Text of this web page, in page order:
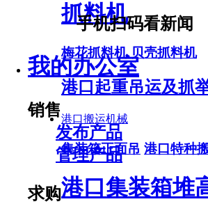
手机扫码看新闻
我的办公室
销售
发布产品
管理产品
求购
抓料机
梅花抓料机 贝壳抓料机
港口起重吊运及抓
港口搬运机械
集装箱正面吊 港口特种
港口集装箱堆